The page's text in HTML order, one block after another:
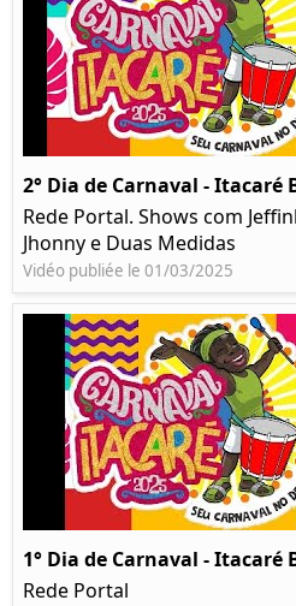
2° Dia de Carnaval - Itacaré
Rede Portal. Shows com
Jhonny e Duas Medidas
Vidéo publiée le 01/03/2025
1° Dia de Carnaval - Itacaré
Rede Portal